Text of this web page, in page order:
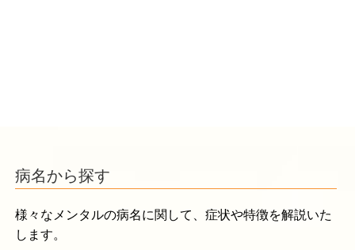
病名から探す
様々なメンタルの病名に関して、症状や特徴を解説いた
します。